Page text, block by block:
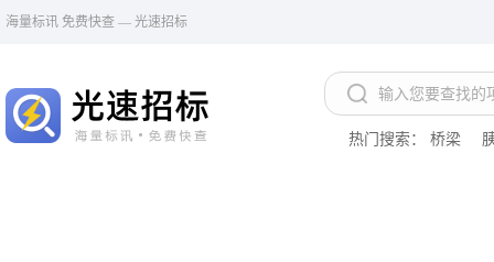
海量标讯 免费快查 — 光速招标
热门搜索： 桥梁